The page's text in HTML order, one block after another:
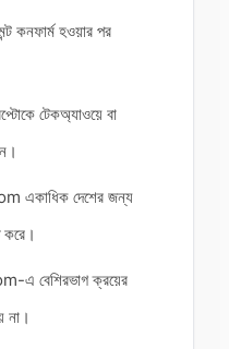
কনফার্ম হওয়ার পর
টেকঅ্যাওয়ে বা
একাধিক দেশের জন্য
এ বেশিরভাগ ক্রয়ের
না।